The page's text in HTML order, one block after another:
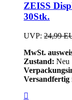
ZEISS
30Stk.
UVP: 24,99
MwSt.
Zustand: Neu
Versandfertig